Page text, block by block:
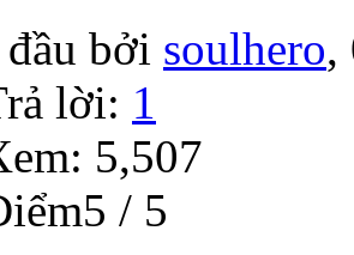
bởi soulhero,
lời: 1
5,507
/ 5